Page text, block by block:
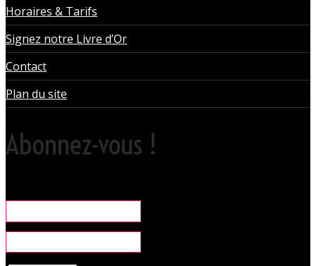
Horaires & Tarifs
Signez notre Livre d’Or
Contact
Plan du site
Abonnez-vous !